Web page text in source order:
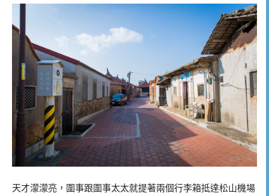
天才濛濛亮，圍事跟圍事太太就提著兩個行李箱抵達松山機場